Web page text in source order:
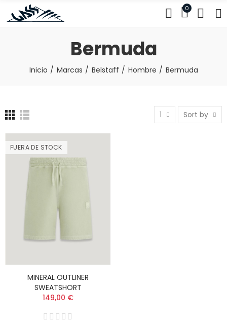
0
Bermuda
Inicio Marcas Belstaff Hombre Bermuda
1 Sort by
FUERA DE STOCK
MINERAL OUTLINER
SWEATSHORT
149,00 €